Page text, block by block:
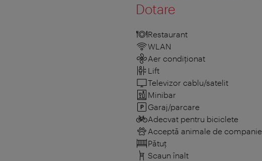
Dotare
Restaurant
WLAN
Aer condiționat
Lift
Televizor cablu/satelit
Minibar
Garaj/parcare
Adecvat pentru biciclete
Acceptă animale de companie
Pătuţ
Scaun înalt